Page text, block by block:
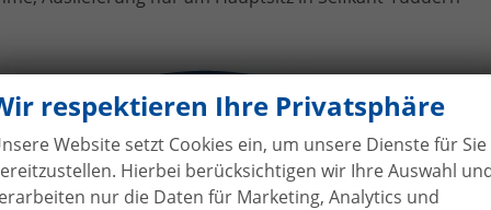
Dacia Duster an Herr
respektieren Ihre Privatsphäre
Website setzt Cookies ein, um unsere Dienste für Sie
Hierbei berücksichtigen wir Ihre Auswahl
nur die Daten für Marketing, Analytics und